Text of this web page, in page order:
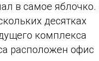
в самое яблочко.
десятках
комплекса
расположен офис